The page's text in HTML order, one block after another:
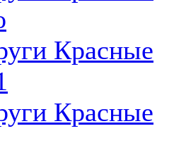
Красные
Красные